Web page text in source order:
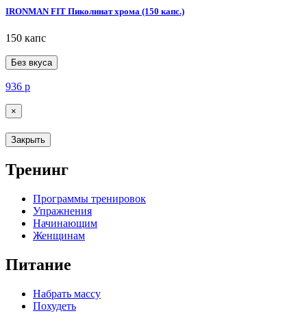
IRONMAN FIT Пиколинат хрома (150 капс.)
150 капс
Без вкуса
936 р
×
Закрыть
Тренинг
Программы тренировок
Упражнения
Начинающим
Женщинам
Питание
Набрать массу
Похудеть